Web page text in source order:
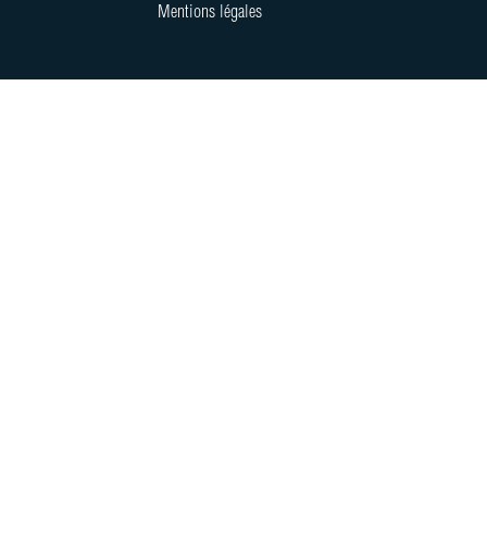
Mentions légales